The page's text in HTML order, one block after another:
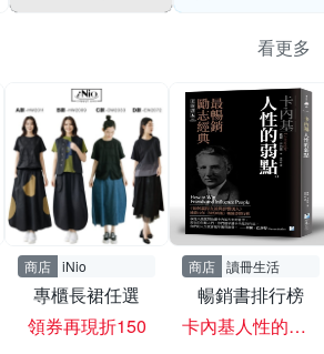
看更多
商店 iNio
專櫃長裙任選
領券再現折150
商店 讀冊生活
暢銷書排行榜
卡內基人性的弱點